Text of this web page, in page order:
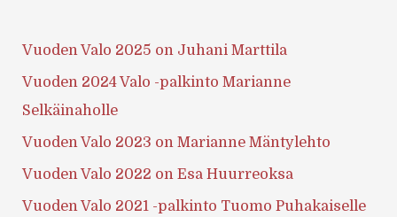
Vuoden Valo 2025 on Juhani Marttila
Vuoden 2024 Valo -palkinto Marianne
Selkäinaholle
Vuoden Valo 2023 on Marianne Mäntylehto
Vuoden Valo 2022 on Esa Huurreoksa
Vuoden Valo 2021 -palkinto Tuomo Puhakaiselle